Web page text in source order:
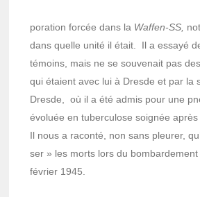
po­ra­tion forcée dans la Waffen-SS,
dans quelle unité il était. Il a essayé
témoins, mais ne se souve­nait pas
qui étaient avec lui à Dresde et par la
Dresde, où il a été admis pour une
évoluée en tuber­cu­lose soignée après
Il nous a raconté, non sans pleu­rer,
ser » les morts lors du
février 1945.